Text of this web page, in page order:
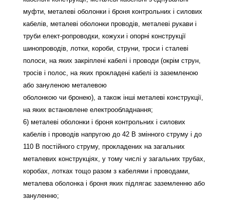
муфти, металеві оболонки і броня контрольних і силових
кабелів, металеві оболонки проводів, металеві рукави і
труби елект-ропроводки, кожухи і опорні конструкції
шинопроводів, лотки, короби, струни, троси і сталеві
полоси, на яких закріплені кабелі і проводи (окрім струн,
тросів і полос, на яких прокладені кабелі із заземленою
або зануленою металевою
оболонкою чи бронею), а також інші металеві конструкції,
на яких встановлене електрообладнання;
6) металеві оболонки і броня контрольних і силових
кабелів і проводів напругою до 42 В змінного струму і до
110 В постійного струму, прокладених на загальних
металевих конструкціях, у тому числі у загальних трубах,
коробах, лотках тощо разом з кабелями і проводами,
металева оболонка і броня яких підлягає заземленню або
зануленню;